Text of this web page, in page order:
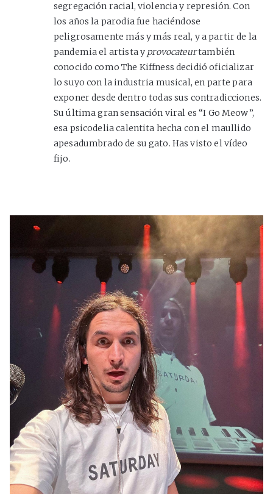
segregación racial, violencia y represión. Con
los años la parodia fue haciéndose
peligrosamente más y más real, y a partir de la
pandemia el artista y provocateurtambién
conocido como The Kiffness decidió oficializar
lo suyo con la industria musical, en parte para
exponer desde dentro todas sus contradicciones.
Su última gran sensación viral es “I Go Meow”,
esa psicodelia calentita hecha con el maullido
apesadumbrado de su gato. Has visto el vídeo
fijo.